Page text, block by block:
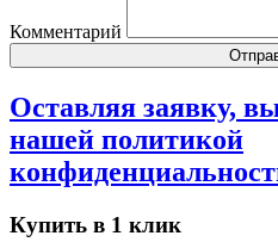
Комментарий
Оставляя заявку,
нашей политикой
Купить в 1 клик